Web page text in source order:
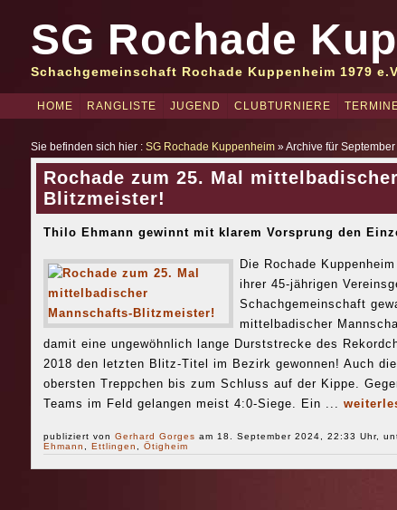
SG Rochade
Schachgemeinschaft Rochade Kuppenheim 1979
HOME RANGLISTE JUGEND CLUBTURNIERE
Sie befinden sich hier : SG Rochade Kuppenheim» Archive für
Rochade zum 25. Mal
Blitzmeister!
Thilo Ehmann gewinnt mit klarem Vorsprung den
Die Rochade
ihrer 45-jährigen
Schachgemeinschaft
mittelbadischer
damit eine ungewöhnlich lange Durststrecke des
2018 den letzten Blitz-Titel im Bezirk gewonnen! Auch
obersten Treppchen bis zum Schluss auf der Kippe.
Teams im Feld gelangen meist 4:0-Siege. Ein ...
publiziert von Gerhard Gorges am 18. September 2024, 22:33 Uhr,
Ehmann
Ettlingen Ötigheim